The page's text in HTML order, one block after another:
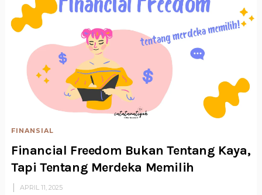
FINANSIAL
Financial Freedom Bukan Tentang Kaya,
Tapi Tentang Merdeka Memilih
APRIL 11, 2025